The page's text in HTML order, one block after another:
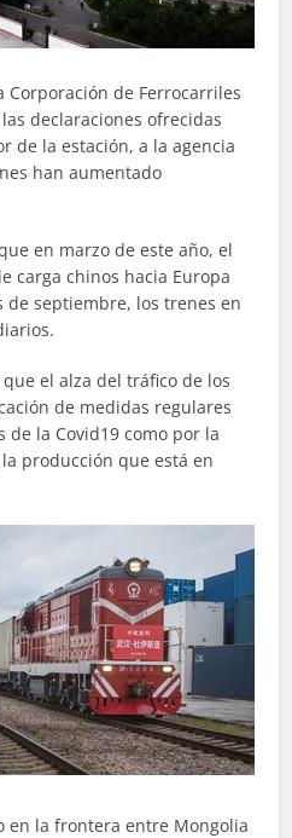
de Ferrocarriles
declaraciones ofrecidas
de la estación, a la agencia
han aumentado
en marzo de este año, el
carga chinos hacia Europa
de septiembre, los trenes en
el alza del tráfico de los
de medidas regulares
la Covid19 como por la
producción que está en
en la frontera entre Mongolia